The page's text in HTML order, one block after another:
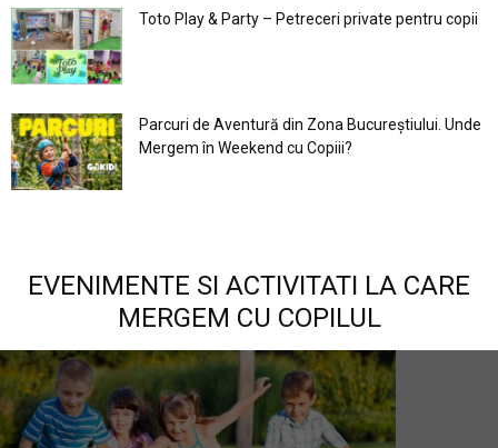
Toto Play & Party – Petreceri private pentru copii
Parcuri de Aventură din Zona Bucureştiului. Unde
Mergem în Weekend cu Copiii?
EVENIMENTE SI ACTIVITATI LA CARE
MERGEM CU COPILUL